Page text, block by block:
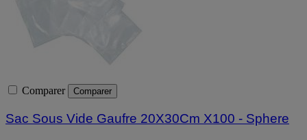
Comparer Comparer
Sac Sous Vide Gaufre 20X30Cm X100 - Sphere